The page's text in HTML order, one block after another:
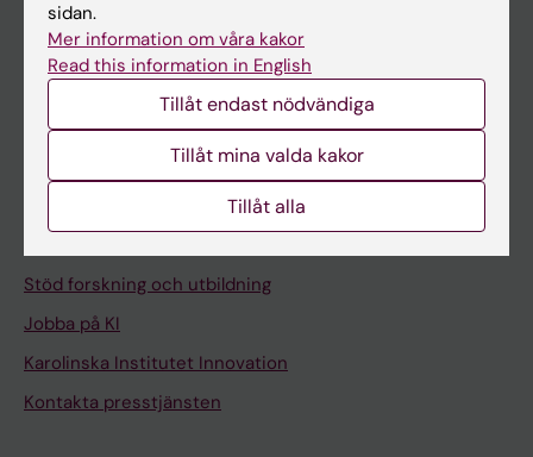
Student på KI
Medarbetarportalen
Stöd forskning och utbildning
Jobba på KI
Karolinska Institutet Innovation
Kontakta presstjänsten
sidan.
Mer information om våra kakor
Read this information in English
Tillåt endast nödvändiga
Tillåt mina valda kakor
Tillåt alla